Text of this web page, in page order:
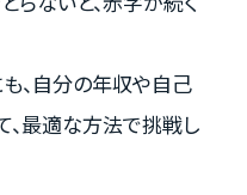
、自分の年収や自己
、最適な方法で挑戦し